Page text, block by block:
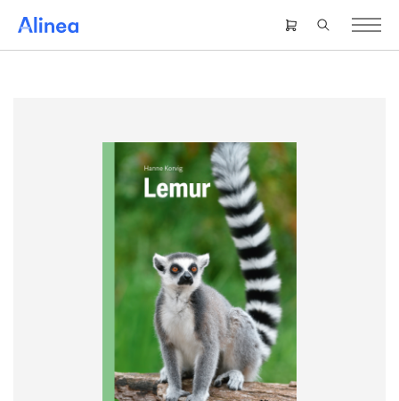
hovedindhold
Header
right